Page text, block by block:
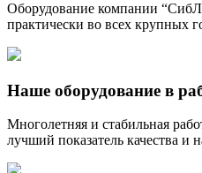
Оборудование компании
практически во всех крупных
Наше оборудование в
Многолетняя и стабильная
лучший показатель качества и